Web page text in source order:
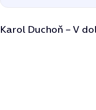
Karol Duchoň – V